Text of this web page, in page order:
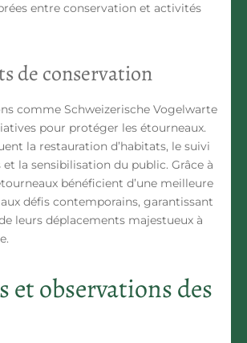
entre conservation et activités
de conservation
comme Schweizerische Vogelwarte
pour protéger les étourneaux.
la restauration d’habitats, le suivi
la sensibilisation du public. Grâce à
bénéficient d’une meilleure
défis contemporains, garantissant
leurs déplacements majestueux à
et observations des